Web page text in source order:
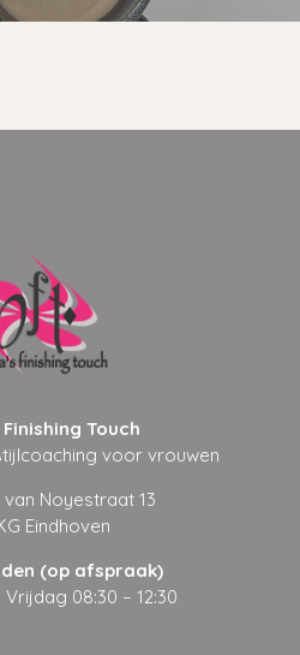
Touch
voor vrouwen
Noyestraat 13
Eindhoven
(op afspraak)
08:30 – 12:30